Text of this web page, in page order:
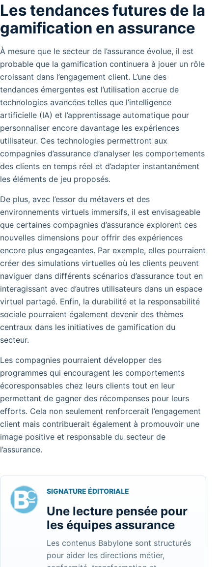
Les tendances futures de la
gamification en assurance
À mesure que le secteur de l’assurance évolue, il est
probable que la gamification continuera à jouer un rôle
croissant dans l’engagement client. L’une des
tendances émergentes est l’utilisation accrue de
technologies avancées telles que l’intelligence
artificielle (IA) et l’apprentissage automatique pour
personnaliser encore davantage les expériences
utilisateur. Ces technologies permettront aux
compagnies d’assurance d’analyser les comportements
des clients en temps réel et d’adapter instantanément
les éléments de jeu proposés.
De plus, avec l’essor du métavers et des
environnements virtuels immersifs, il est envisageable
que certaines compagnies d’assurance explorent ces
nouvelles dimensions pour offrir des expériences
encore plus engageantes. Par exemple, elles pourraient
créer des simulations virtuelles où les clients peuvent
naviguer dans différents scénarios d’assurance tout en
interagissant avec d’autres utilisateurs dans un espace
virtuel partagé. Enfin, la durabilité et la responsabilité
sociale pourraient également devenir des thèmes
centraux dans les initiatives de gamification du
secteur.
Les compagnies pourraient développer des
programmes qui encouragent les comportements
écoresponsables chez leurs clients tout en leur
permettant de gagner des récompenses pour leurs
efforts. Cela non seulement renforcerait l’engagement
client mais contribuerait également à promouvoir une
image positive et responsable du secteur de
l’assurance.
SIGNATURE ÉDITORIALE
Une lecture pensée pour
les équipes assurance
Les contenus Babylone sont structurés
pour aider les directions métier,